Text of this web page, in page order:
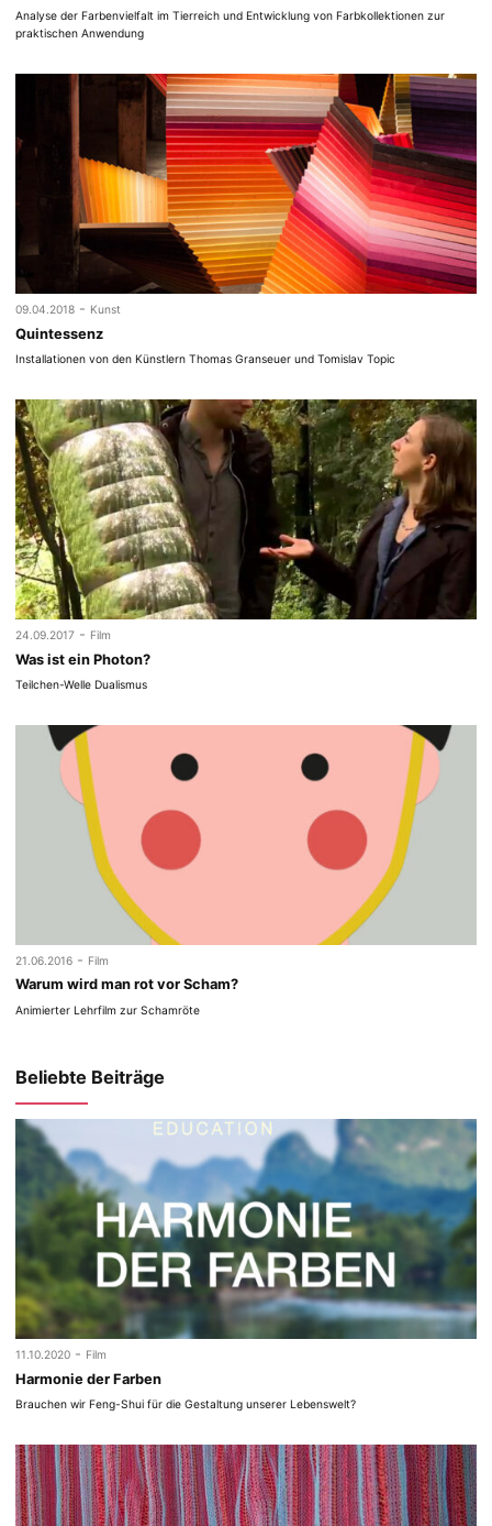
Analyse der Farbenvielfalt im Tierreich und Entwicklung von Farbkollektionen zur
praktischen Anwendung
09.04.2018 - Kunst
Quintessenz
Installationen von den Künstlern Thomas Granseuer und Tomislav Topic
24.09.2017 - Film
Was ist ein Photon?
Teilchen-Welle Dualismus
21.06.2016 - Film
Warum wird man rot vor Scham?
Animierter Lehrfilm zur Schamröte
Beliebte Beiträge
11.10.2020 - Film
Harmonie der Farben
Brauchen wir Feng-Shui für die Gestaltung unserer Lebenswelt?